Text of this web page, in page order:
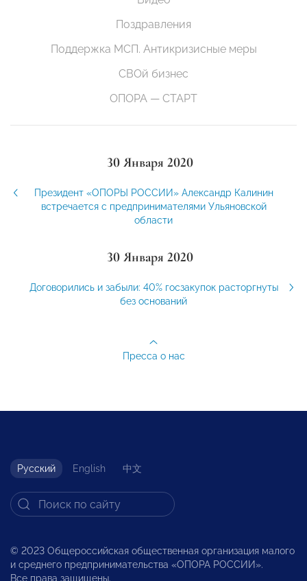
Поздравления
Поддержка МСП. Антикризисные меры
СВОй бизнес
ОПОРА — СТАРТ
30 Января 2020
Президент «ОПОРЫ РОССИИ» Александр Калинин
встречается с предпринимателями Ульяновской
области
30 Января 2020
Договорились и забыли: 40% госзакупок расторгнуты
без оснований
Пресса о нас
Русский English 中文
© 2023 Общероссийская общественная организация малого
и среднего предпринимательства «ОПОРА РОССИИ».
Все права защищены.